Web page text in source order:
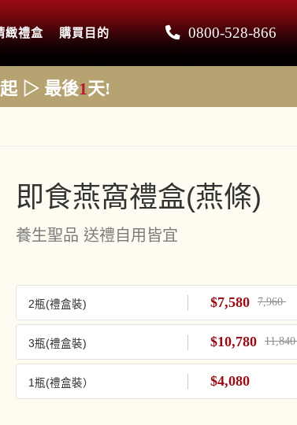
緻禮盒 購買目的 0800-528-866
起 ▷ 最後1天!
即食燕窩禮盒(燕條)
養生聖品 送禮自用皆宜
2瓶(禮盒裝) $7,580 7,960
3瓶(禮盒裝) $10,780 11,840
1瓶(禮盒裝） $4,080